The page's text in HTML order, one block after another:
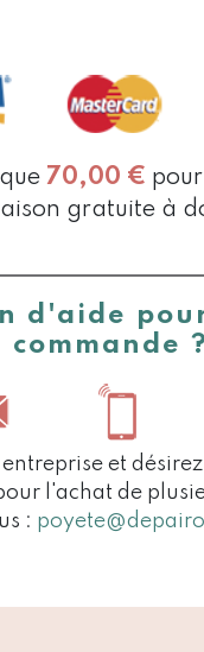
70,00 €
gratuite à
d'aide
commande ?
et
l'achat de
: